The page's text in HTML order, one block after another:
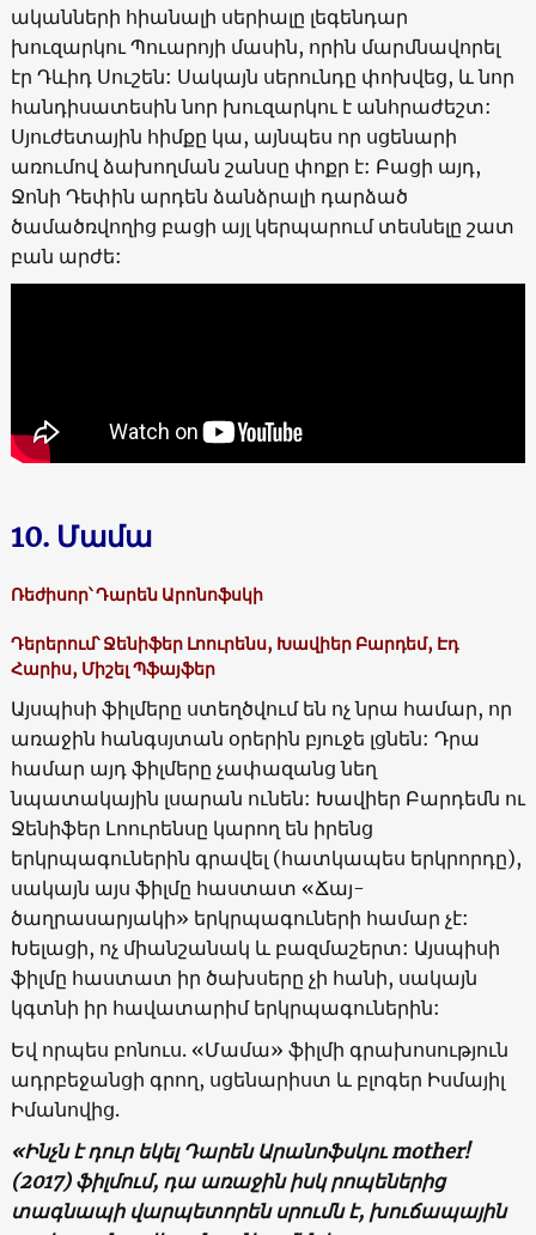
ականների հիանալի սերիալը լեգենդար
խուզարկու Պուարոյի մասին, որին մարմնավորել
էր Դևիդ Սուշեն: Սակայն սերունդը փոխվեց, և նոր
հանդիսատեսին նոր խուզարկու է անհրաժեշտ:
Սյուժետային հիմքը կա, այնպես որ սցենարի
առումով ձախողման շանսը փոքր է: Բացի այդ,
Ջոնի Դեփին արդեն ձանձրալի դարձած
ծամածռվողից բացի այլ կերպարում տեսնելը շատ
բան արժե:
10. Մամա
Ռեժիսոր՝ Դարեն Արոնոֆսկի
Դերերում՝ Ջենիֆեր Լոուրենս, Խավիեր Բարդեմ, Էդ
Հարիս, Միշել Պֆայֆեր
Այսպիսի ֆիլմերը ստեղծվում են ոչ նրա համար, որ
առաջին հանգսյտան օրերին բյուջե լցնեն: Դրա
համար այդ ֆիլմերը չափազանց նեղ
նպատակային լսարան ունեն: Խավիեր Բարդեմն ու
Ջենիֆեր Լոուրենսը կարող են իրենց
երկրպագուներին գրավել (հատկապես երկրորդը),
սակայն այս ֆիլմը հաստատ «Ճայ-
ծաղրասարյակի» երկրպագուների համար չէ:
Խելացի, ոչ միանշանակ և բազմաշերտ: Այսպիսի
ֆիլմը հաստատ իր ծախսերը չի հանի, սակայն
կգտնի իր հավատարիմ երկրպագուներին:
Եվ որպես բոնուս. «Մամա» ֆիլմի գրախոսություն
ադրբեջանցի գրող, սցենարիստ և բլոգեր Իսմայիլ
Իմանովից.
«Ինչն է դուր եկել Դարեն Արանոֆսկու mother!
(2017) ֆիլմում, դա առաջին իսկ րոպեներից
տագնապի վարպետորեն սրումն է, խուճապային